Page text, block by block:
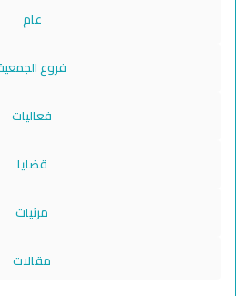
عام
فروع
فعاليات
قضايا
مرئيات
مقالات